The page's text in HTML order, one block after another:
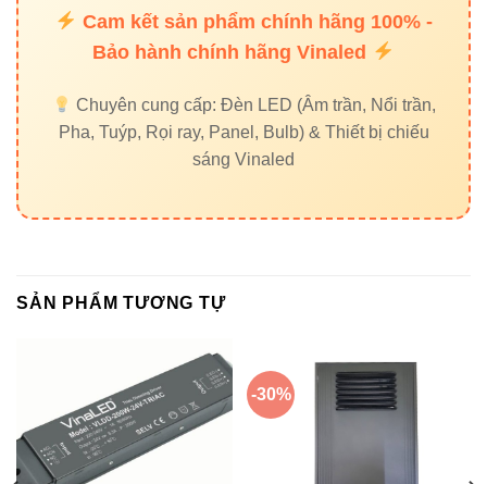
Đèn ray nam châm Vinaled
Đèn led bán nguyệt Vinaled
Vinaled chính hãng
Để đảm bảo chất lượng và chế độ bảo hành chính hãng,
bạn nên mua tại đại lý phân phối chuẩn của Vinaled.
Cam kết sản phẩm chính hãng 100% -
Bảo hành chính hãng Vinaled
Chuyên cung cấp: Đèn LED (Âm trần, Nổi trần,
Pha, Tuýp, Rọi ray, Panel, Bulb) & Thiết bị chiếu
sáng Vinaled
SẢN PHẨM TƯƠNG TỰ
-30%